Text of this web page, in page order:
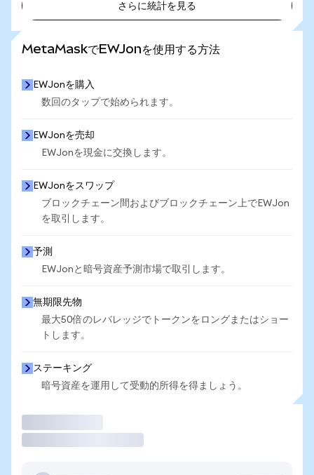
さらに統計を見る
MetaMaskでEWJonを使用する方法
EWJonを購入
数回のタップで始められます。
EWJonを売却
EWJonを現金に交換します。
EWJonをスワップ
ブロックチェーン間およびブロックチェーン上でEWJon
を取引します。
予測
EWJonと暗号資産予測市場で取引します。
無期限先物
最大50倍のレバレッジでトークンをロングまたはショー
トします。
ステーキング
暗号資産を運用して受動的所得を得ましょう。